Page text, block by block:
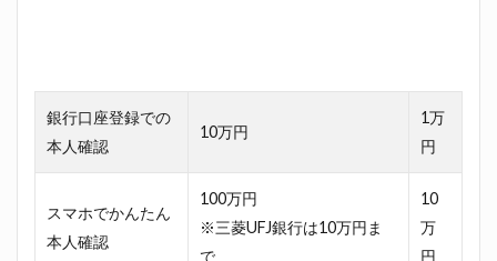
ま
と
め
銀行口座登録での
本人確認
10万円
1万
円
スマホでかんたん
本人確認
100万円
※三菱UFJ銀行は10万円ま
で
10
万
円